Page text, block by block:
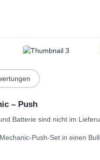
– Push
Batterie sind nicht im
Push-Set in einen